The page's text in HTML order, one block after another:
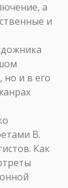
а
и
но и в его
В.
Как